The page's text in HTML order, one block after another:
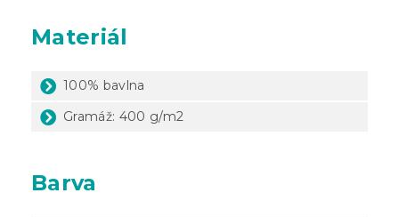
Materiál
100% bavlna
Gramáž: 400 g/m2
Barva